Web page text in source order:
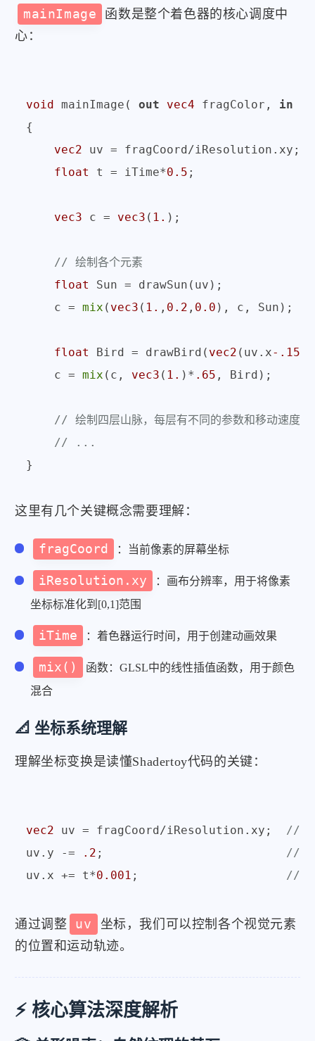
mainImage
函数是整个着色器的核心调度中
心：
void mainImage( out vec4 fragColor, in
{
vec2 uv = fragCoord/iResolution.xy;
float
t = iTime*0.5 ;
vec3 c = vec3 ( 1. );
// 绘制各个元素
float
Sun = drawSun(uv);
    c =
mix ( vec3 ( 1. , 0.2 , 0.0 ), c, Sun);
float Bird = drawBird( vec2 (uv.x-.15
    c =
mix (c, vec3 ( 1. )* .65 , Bird);
// 绘制四层山脉，每层有不同的参数和移动速度
// ...
这里有几个关键概念需要理解：
fragCoord ：当前像素的屏幕坐标
iResolution.xy
：画布分辨率，用于将像素
坐标标准化到[0,1]范围
iTime ：着色器运行时间，用于创建动画效果
mix()
函数：GLSL中的线性插值函数，用于颜色
混合
📐 坐标系统理解
理解坐标变换是读懂Shadertoy代码的关键：
vec2 uv = fragCoord/iResolution.xy; //
uv.y -=
.2 ; // 调
uv.x += t*0.001 ; // 山
通过调整 uv
坐标，我们可以控制各个视觉元素
的位置和运动轨迹。
⚡ 核心算法深度解析